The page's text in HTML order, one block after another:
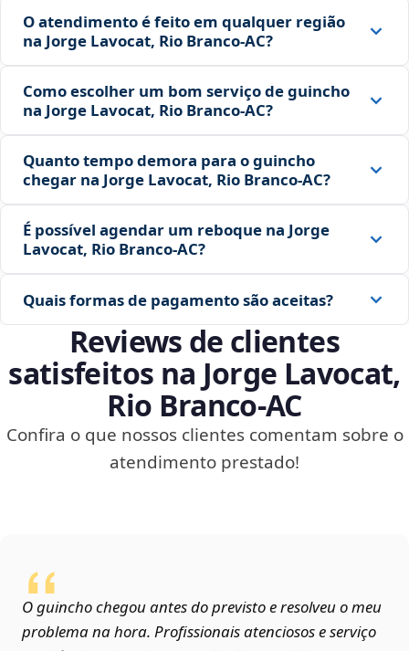
O atendimento é feito em qualquer região
na Jorge Lavocat, Rio Branco‑AC?
Como escolher um bom serviço de guincho
na Jorge Lavocat, Rio Branco‑AC?
Quanto tempo demora para o guincho
chegar na Jorge Lavocat, Rio Branco‑AC?
É possível agendar um reboque na Jorge
Lavocat, Rio Branco‑AC?
Quais formas de pagamento são aceitas?
Reviews de clientes
satisfeitos na Jorge Lavocat,
Rio Branco‑AC
Confira o que nossos clientes comentam sobre o
atendimento prestado!
O guincho chegou antes do previsto e resolveu o meu
problema na hora. Profissionais atenciosos e serviço